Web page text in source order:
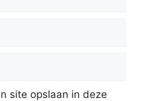
site opslaan in deze